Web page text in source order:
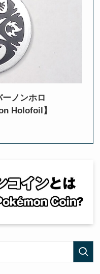
ノンホロ
Holofoil】